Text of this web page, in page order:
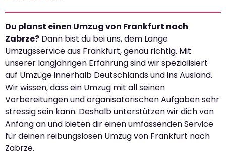
Du planst einen Umzug von Frankfurt nach
Zabrze? Dann bist du bei uns, dem Lange
Umzugsservice aus Frankfurt, genau richtig. Mit
unserer langjährigen Erfahrung sind wir spezialisiert
auf Umzüge innerhalb Deutschlands und ins Ausland.
Wir wissen, dass ein Umzug mit all seinen
Vorbereitungen und organisatorischen Aufgaben sehr
stressig sein kann. Deshalb unterstützen wir dich von
Anfang an und bieten dir einen umfassenden Service
für deinen reibungslosen Umzug von Frankfurt nach
Zabrze.